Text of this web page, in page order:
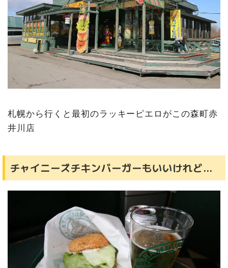
札幌から行くと最初のラッキーピエロがこの森町赤
井川店
チャイニーズチキンバーガーもいいけれど…